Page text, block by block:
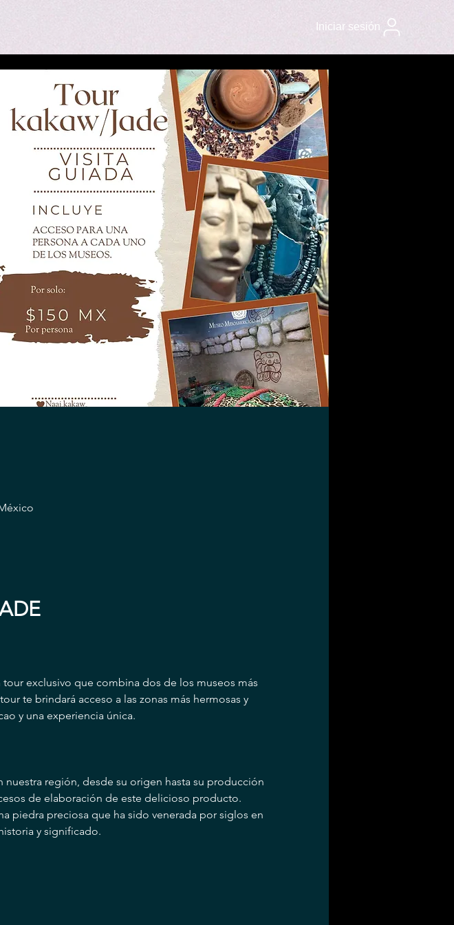
Iniciar sesión
exclusivo que combina dos de los museos más
te brindará acceso a las zonas más hermosas y
y una experiencia única.
nuestra región, desde su origen hasta su producción
de elaboración de este delicioso producto.
piedra preciosa que ha sido venerada por siglos en
y significado.